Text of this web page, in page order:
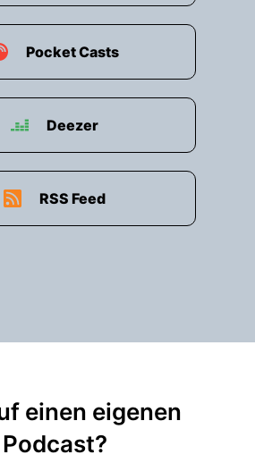
Pocket Casts
Deezer
RSS Feed
einen eigenen
Podcast?